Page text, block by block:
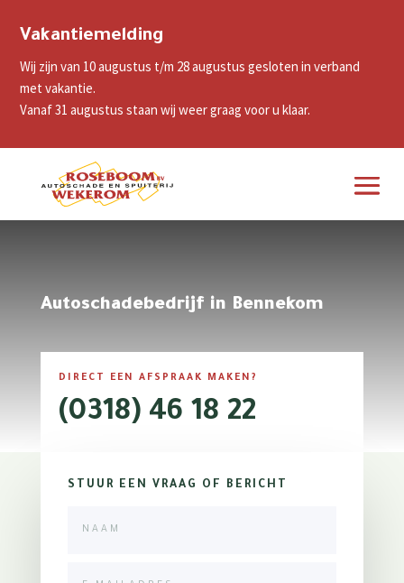
Vakantiemelding
Wij zijn van 10 augustus t/m 28 augustus gesloten in verband
met vakantie.
Vanaf 31 augustus staan wij weer graag voor u klaar.
Autoschadebedrijf in Bennekom
DIRECT EEN AFSPRAAK MAKEN?
(0318) 46 18 22
STUUR EEN VRAAG OF BERICHT